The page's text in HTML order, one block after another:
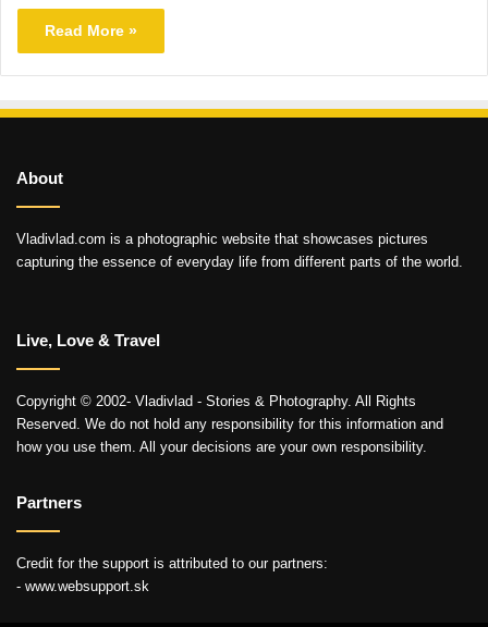
Read More »
About
Vladivlad.com is a photographic website that showcases pictures
capturing the essence of everyday life from different parts of the world.
Live, Love & Travel
Copyright © 2002- Vladivlad - Stories & Photography. All Rights
Reserved. We do not hold any responsibility for this information and
how you use them. All your decisions are your own responsibility.
Partners
Credit for the support is attributed to our partners:
- www.websupport.sk